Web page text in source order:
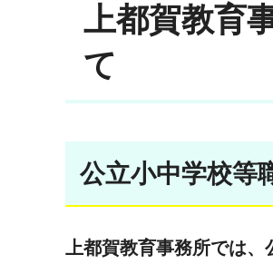
上都賀教育
て
公立小中学校等
上都賀教育事務所では、